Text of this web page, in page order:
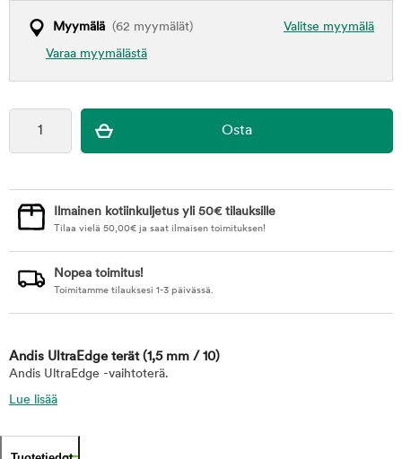
Valitse myymälä
Myymälä (62 myymälät)
Varaa myymälästä
Ilmainen kotiinkuljetus yli 50€ tilauksille
Tilaa vielä 50,00€ ja saat ilmaisen toimituksen!
Nopea toimitus!
Toimitamme tilauksesi 1-3 päivässä.
Andis UltraEdge terät (1,5 mm / 10)
Andis UltraEdge -vaihtoterä.
Lue lisää